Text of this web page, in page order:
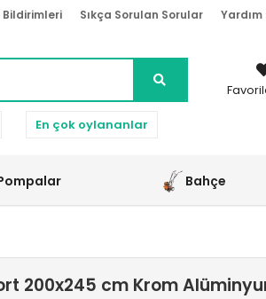
Bildirimleri Sıkça Sorulan Sorular Yardım
En çok oylananlar
Bahçe
200x245 cm Krom